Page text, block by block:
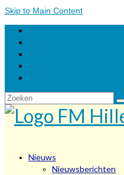
Skip to Main Content
Zoeken
naar:
Nieuws
Nieuwsberichten